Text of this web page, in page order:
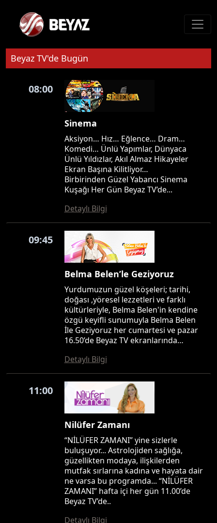
Beyaz TV'de Bugün
08:00
Sinema
Aksiyon… Hız… Eğlence… Dram…
Komedi… Ünlü Yapımlar, Dünyaca
Ünlü Yıldızlar, Akıl Almaz Hikayeler
Ekran Başına Kilitliyor…
Birbirinden Güzel Yabancı Sinema
Kuşağı Her Gün Beyaz TV’de...
Detaylı Bilgi
09:45
Belma Belen’le Geziyoruz
Yurdumuzun güzel köşeleri; tarihi,
doğası ,yöresel lezzetleri ve farklı
kültürleriyle, Belma Belen'in kendine
özgü keyifli sunumuyla Belma Belen
İle Geziyoruz her cumartesi ve pazar
16.50’de Beyaz TV ekranlarında…
Detaylı Bilgi
11:00
Nilüfer Zamanı
“NİLÜFER ZAMANI” yine sizlerle
buluşuyor... Astrolojiden sağlığa,
güzellikten modaya, ilişkilerden
mutfak sırlarına kadına ve hayata dair
ne varsa bu programda... “NİLÜFER
ZAMANI” hafta içi her gün 11.00’de
Beyaz TV’de..
Detaylı Bilgi